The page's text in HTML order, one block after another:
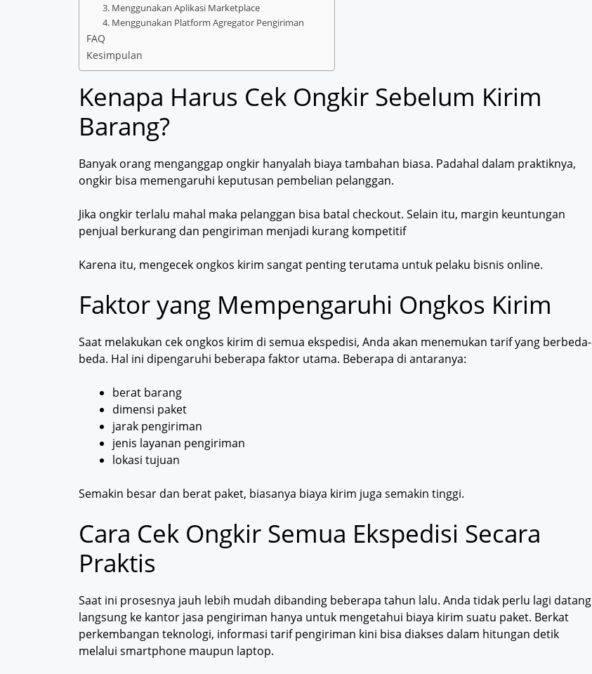
3. Menggunakan Aplikasi Marketplace
4. Menggunakan Platform Agregator Pengiriman
FAQ
Kesimpulan
Kenapa Harus Cek Ongkir Sebelum Kirim
Barang?
Banyak orang menganggap ongkir hanyalah biaya tambahan biasa. Padahal dalam praktiknya,
ongkir bisa memengaruhi keputusan pembelian pelanggan.
Jika ongkir terlalu mahal maka pelanggan bisa batal checkout. Selain itu, margin keuntungan
penjual berkurang dan pengiriman menjadi kurang kompetitif
Karena itu, mengecek ongkos kirim sangat penting terutama untuk pelaku bisnis online.
Faktor yang Mempengaruhi Ongkos Kirim
Saat melakukan cek ongkos kirim di semua ekspedisi, Anda akan menemukan tarif yang berbeda-
beda. Hal ini dipengaruhi beberapa faktor utama. Beberapa di antaranya:
berat barang
dimensi paket
jarak pengiriman
jenis layanan pengiriman
lokasi tujuan
Semakin besar dan berat paket, biasanya biaya kirim juga semakin tinggi.
Cara Cek Ongkir Semua Ekspedisi Secara
Praktis
Saat ini prosesnya jauh lebih mudah dibanding beberapa tahun lalu. Anda tidak perlu lagi datang
langsung ke kantor jasa pengiriman hanya untuk mengetahui biaya kirim suatu paket. Berkat
perkembangan teknologi, informasi tarif pengiriman kini bisa diakses dalam hitungan detik
melalui smartphone maupun laptop.